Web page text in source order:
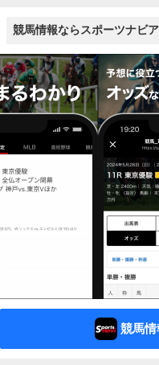
競馬情報ならスポーツナビ
競馬